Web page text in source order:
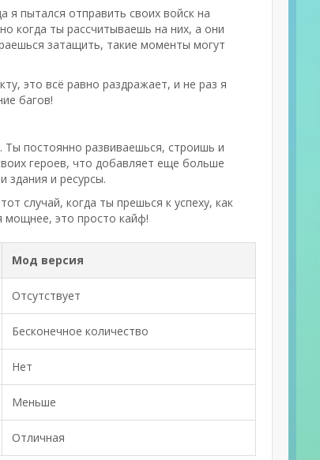
я пытался отправить своих войск на
когда ты рассчитываешь на них, а они
затащить, такие моменты могут
это всё равно раздражает, и не раз я
багов!
постоянно развиваешься, строишь и
героев, что добавляет еще больше
здания и ресурсы.
случай, когда ты прешься к успеху, как
мощнее, это просто кайф!
Мод версия
Отсутствует
Бесконечное количество
Нет
Меньше
Отличная